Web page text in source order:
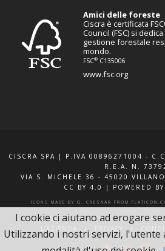
Amici delle foreste
Ciscra è certificata
Council (FSC) si
gestione forestale
mondo.
FSC® C135006
www.fsc.org
CISCRA SPA | P.IVA 00896271004 -
R.E.A. N.
VIA S. MICHELE 36 - 45020
CC BY 4.0
| POWERED
ICONS MADE BY G. CRESNAR FROM
F.A.Q. XQUOTE.IT INFO E
L’AZIENDA
PRIVACY
I cookie ci aiutano ad erogare
Utilizzando i nostri servizi, l'utente